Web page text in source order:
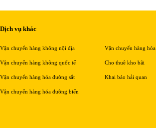
Dịch vụ khác
Vận chuyển hàng không nội địa
Vận chuyển hàng không quốc tế
Vận chuyển hàng hóa đường sắt
Vận chuyển hàng hóa đường biển
Vận chuyển hàng
Cho thuê kho bãi
Khai báo hải quan